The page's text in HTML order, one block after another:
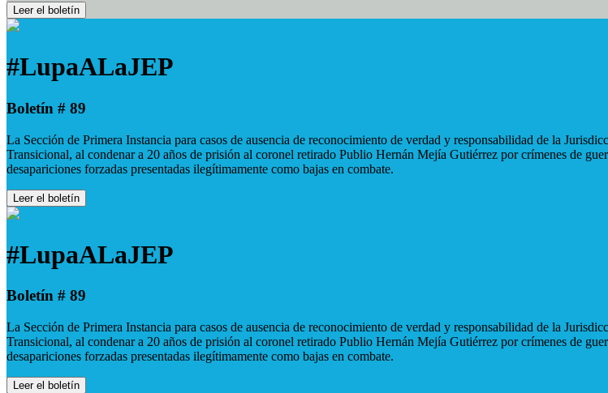
Leer el boletín
#LupaALaJEP
Boletín # 89
La Sección de Primera Instancia para casos de ausencia de reconocimiento de verdad y responsabilidad de la
Transicional, al condenar a 20 años de prisión al coronel retirado Publio Hernán Mejía Gutiérrez por crímenes de
desapariciones forzadas presentadas ilegítimamente como bajas en combate.
Leer el boletín
#LupaALaJEP
Boletín # 89
La Sección de Primera Instancia para casos de ausencia de reconocimiento de verdad y responsabilidad de la
Transicional, al condenar a 20 años de prisión al coronel retirado Publio Hernán Mejía Gutiérrez por crímenes de
desapariciones forzadas presentadas ilegítimamente como bajas en combate.
Leer el boletín